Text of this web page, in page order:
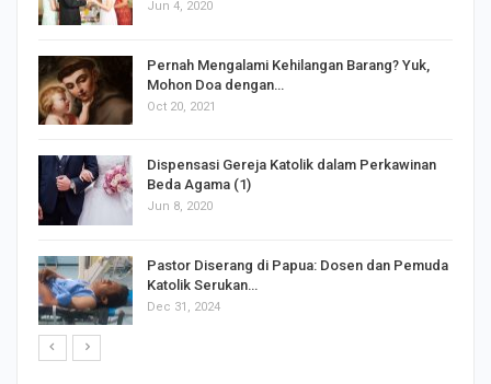
Jun 4, 2020
Pernah Mengalami Kehilangan Barang? Yuk,
Mohon Doa dengan…
Oct 20, 2021
Dispensasi Gereja Katolik dalam Perkawinan
Beda Agama (1)
Jun 8, 2020
Pastor Diserang di Papua: Dosen dan Pemuda
Katolik Serukan…
Dec 31, 2024